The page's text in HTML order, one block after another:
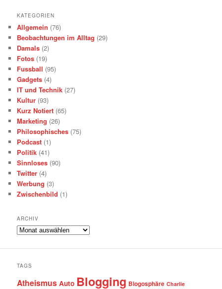
KATEGORIEN
Allgemein (76)
Beobachtungen im Alltag (29)
Damals (2)
Fotos (19)
Fussball (95)
Gadgets (4)
IT und Technik (27)
Kultur (93)
Kurz Notiert (65)
Marketing (26)
Philosophisches (75)
Podcast (1)
Politik (41)
Sinnloses (90)
Twitter (4)
Werbung (3)
Zwischenbild (1)
ARCHIV
Archiv
TAGS
Atheismus Auto Blogging Blogosphäre Charlie